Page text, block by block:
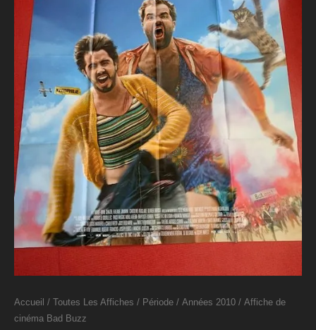
Accueil / Toutes Les Affiches / Période / Années 2010 / Affiche de
cinéma Bad Buzz